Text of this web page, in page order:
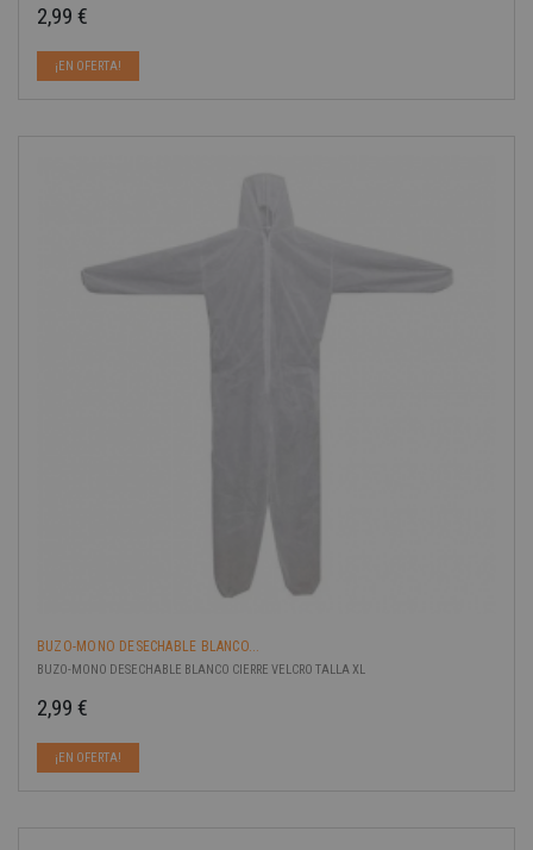
2,99 €
¡EN OFERTA!
BUZO-MONO DESECHABLE BLANCO...
BUZO-MONO DESECHABLE BLANCO CIERRE VELCRO TALLA XL
2,99 €
¡EN OFERTA!